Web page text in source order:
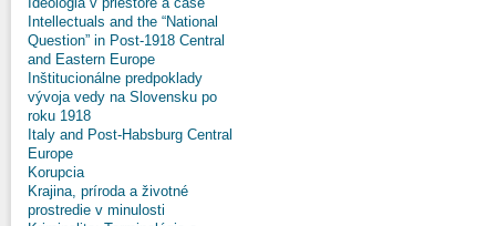
Intellectuals and the “National
Question” in Post-1918 Central
and Eastern Europe
Inštitucionálne predpoklady
vývoja vedy na Slovensku po
roku 1918
Italy and Post-Habsburg Central
Europe
Korupcia
Krajina, príroda a životné
prostredie v minulosti